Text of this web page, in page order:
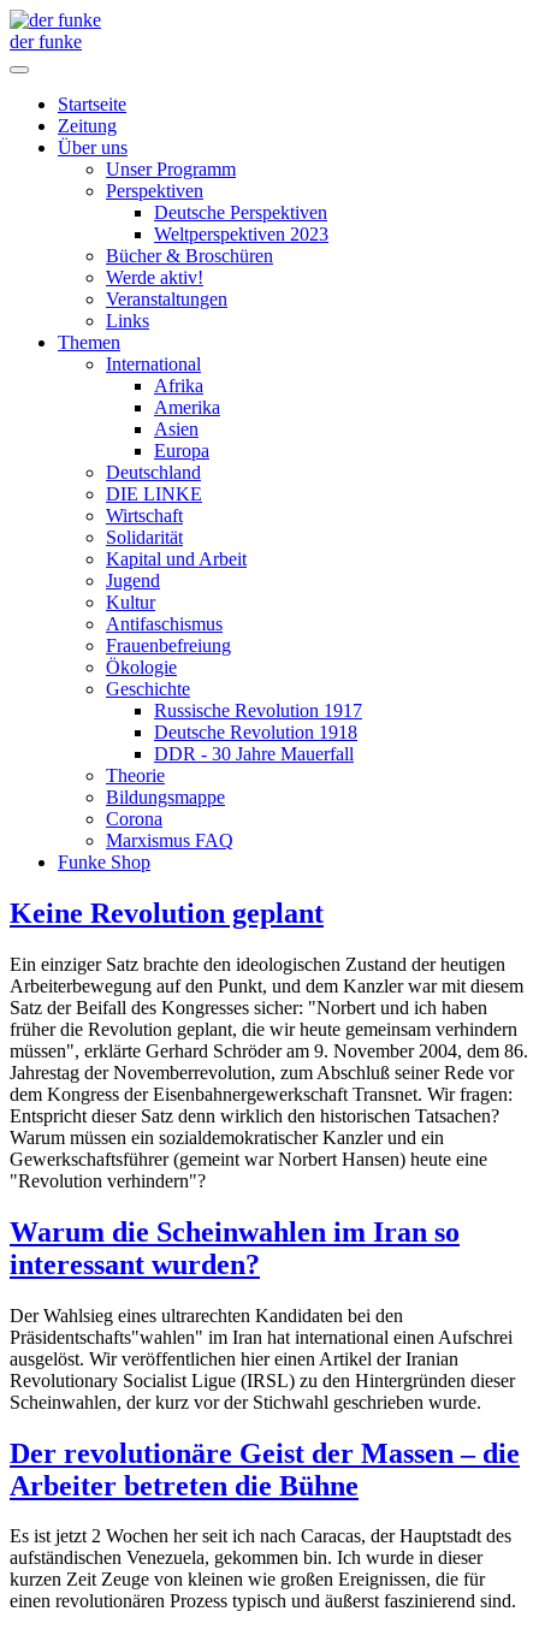
der funke
Startseite
Zeitung
Über uns
Unser Programm
Perspektiven
Deutsche Perspektiven
Weltperspektiven 2023
Bücher & Broschüren
Werde aktiv!
Veranstaltungen
Links
Themen
International
Afrika
Amerika
Asien
Europa
Deutschland
DIE LINKE
Wirtschaft
Solidarität
Kapital und Arbeit
Jugend
Kultur
Antifaschismus
Frauenbefreiung
Ökologie
Geschichte
Russische Revolution 1917
Deutsche Revolution 1918
DDR - 30 Jahre Mauerfall
Theorie
Bildungsmappe
Corona
Marxismus FAQ
Funke Shop
Keine Revolution geplant
Ein einziger Satz brachte den ideologischen Zustand der heutigen
Arbeiterbewegung auf den Punkt, und dem Kanzler war mit diesem
Satz der Beifall des Kongresses sicher: "Norbert und ich haben
früher die Revolution geplant, die wir heute gemeinsam verhindern
müssen", erklärte Gerhard Schröder am 9. November 2004, dem 86.
Jahrestag der Novemberrevolution, zum Abschluß seiner Rede vor
dem Kongress der Eisenbahnergewerkschaft Transnet. Wir fragen:
Entspricht dieser Satz denn wirklich den historischen Tatsachen?
Warum müssen ein sozialdemokratischer Kanzler und ein
Gewerkschaftsführer (gemeint war Norbert Hansen) heute eine
"Revolution verhindern"?
Warum die Scheinwahlen im Iran so
interessant wurden?
Der Wahlsieg eines ultrarechten Kandidaten bei den
Präsidentschafts"wahlen" im Iran hat international einen Aufschrei
ausgelöst. Wir veröffentlichen hier einen Artikel der Iranian
Revolutionary Socialist Ligue (IRSL) zu den Hintergründen dieser
Scheinwahlen, der kurz vor der Stichwahl geschrieben wurde.
Der revolutionäre Geist der Massen – die
Arbeiter betreten die Bühne
Es ist jetzt 2 Wochen her seit ich nach Caracas, der Hauptstadt des
aufständischen Venezuela, gekommen bin. Ich wurde in dieser
kurzen Zeit Zeuge von kleinen wie großen Ereignissen, die für
einen revolutionären Prozess typisch und äußerst faszinierend sind.